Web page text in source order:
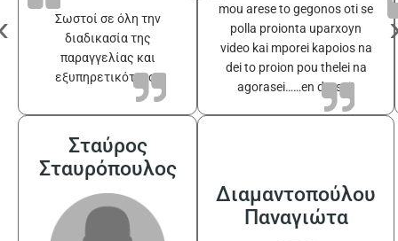
Σωστοί σε όλη την
διαδικασία της
παραγγελίας και
εξυπηρετικότατοι
mou arese to gegonos oti se
polla proionta uparxoyn
video kai mporei kapoios na
dei to proion pou thelei na
agorasei……en drasei!
Σταύρος
Σταυρόπουλος
Διαμαντοπούλου
Παναγιώτα